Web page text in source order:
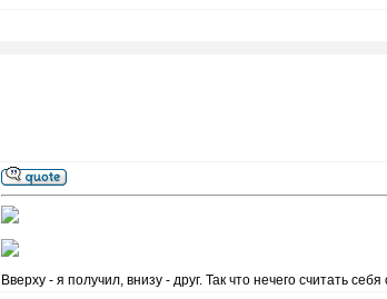
Вверху - я получил, внизу - друг. Так что нечего считать